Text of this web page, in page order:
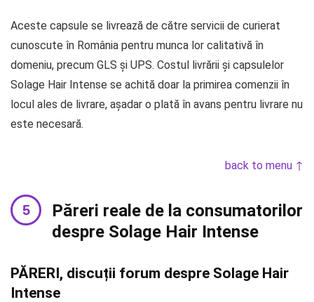
Aceste capsule se livrează de către servicii de curierat
cunoscute în România pentru munca lor calitativă în
domeniu, precum GLS și UPS. Costul livrării și capsulelor
Solage Hair Intense se achită doar la primirea comenzii în
locul ales de livrare, așadar o plată în avans pentru livrare nu
este necesară.
back to menu ↑
Păreri reale de la consumatorilor
despre Solage Hair Intense
PĂRERI, discuții forum despre Solage Hair
Intense